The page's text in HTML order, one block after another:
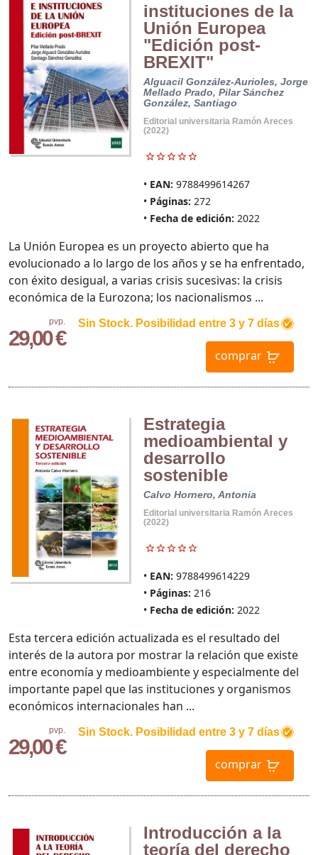
instituciones de la
Unión Europea
"Edición post-
BREXIT"
Alguacil González-Aurioles, Jorge
Mellado Prado, Pilar Sánchez
González, Santiago
Editorial universitaria Ramón Areces
(2022)
EAN: 9788499614267
Páginas: 272
Fecha de edición: 2022
pvp.
29,00 €
Sin Stock. Posibilidad entre 3 y 7 días
comprar
La Unión Europea es un proyecto abierto que ha
evolucionado a lo largo de los años y se ha enfrentado,
con éxito desigual, a varias crisis sucesivas: la crisis
económica de la Eurozona; los nacionalismos ...
Estrategia
medioambiental y
desarrollo
sostenible
Calvo Hornero, Antonia
Editorial universitaria Ramón Areces
(2022)
EAN: 9788499614229
Páginas: 216
Fecha de edición: 2022
pvp.
29,00 €
Sin Stock. Posibilidad entre 3 y 7 días
comprar
Esta tercera edición actualizada es el resultado del
interés de la autora por mostrar la relación que existe
entre economía y medioambiente y especialmente del
importante papel que las instituciones y organismos
económicos internacionales han ...
Introducción a la
teoría del derecho